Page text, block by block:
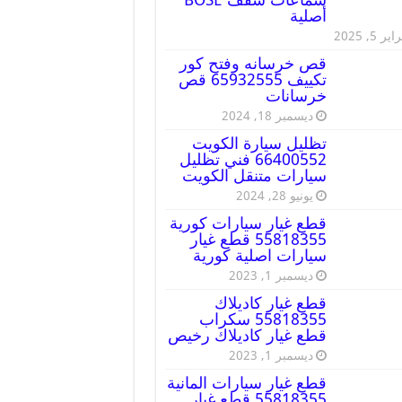
أصلية
5, 2025
قص خرسانه وفتح كور
تكييف 65932555 قص
خرسانات
ديسمبر 18, 2024
تظليل سيارة الكويت
66400552 فني تظليل
سيارات متنقل الكويت
يونيو 28, 2024
قطع غيار سيارات كورية
55818355 قطع غيار
سيارات اصلية كورية
ديسمبر 1, 2023
قطع غيار كاديلاك
55818355 سكراب
قطع غيار كاديلاك رخيص
ديسمبر 1, 2023
قطع غيار سيارات المانية